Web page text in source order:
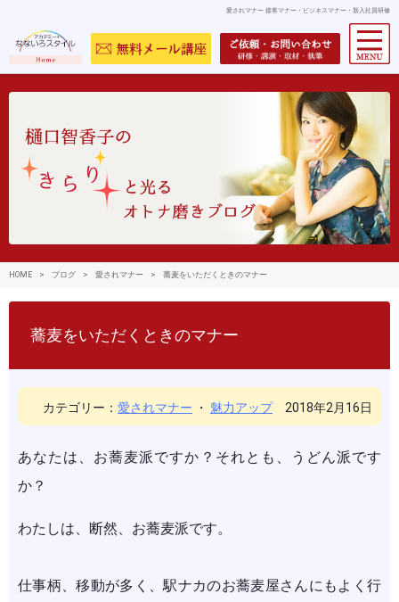
愛されマナー 接客マナー・ビジネスマナー・新入社員研修
HOME > ブログ > 愛されマナー > 蕎麦をいただくときのマナー
蕎麦をいただくときのマナー
カテゴリー： 愛されマナー ・ 魅力アップ2018年2月16日
あなたは、お蕎麦派ですか？それとも、うどん派です
か？
わたしは、断然、お蕎麦派です。
仕事柄、移動が多く、駅ナカのお蕎麦屋さんにもよく行